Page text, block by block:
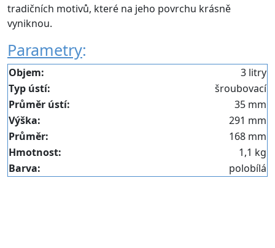
tradičních motivů, které na jeho povrchu krásně
vyniknou.
Parametry:
Objem:
3 litry
Typ ústí:
šroubovací
Průměr ústí:
35 mm
Výška:
291 mm
Průměr:
168 mm
Hmotnost:
1,1 kg
Barva:
polobílá